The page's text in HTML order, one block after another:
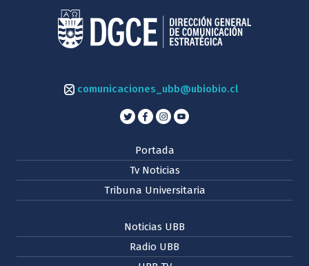
comunicaciones_ubb@ubiobio.cl
Portada
Tv Noticias
Tribuna Universitaria
Noticias UBB
Radio UBB